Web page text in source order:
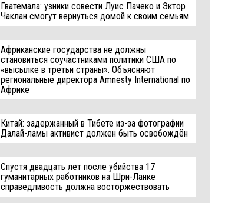
Гватемала: узники совести Луис Пачеко и Эктор
Чаклан смогут вернуться домой к своим семьям
Африканские государства не должны
становиться соучастниками политики США по
«высылке в третьи страны». Объясняют
региональные директора Amnesty International по
Африке
Китай: задержанный в Тибете из-за фотографии
Далай-ламы активист должен быть освобождён
Спустя двадцать лет после убийства 17
гуманитарных работников на Шри-Ланке
справедливость должна восторжествовать